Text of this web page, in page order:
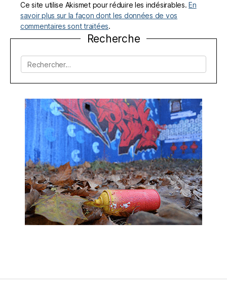
Ce site utilise Akismet pour réduire les indésirables.En
savoir plus sur la façon dont les données de vos
commentaires sont traitées.
Recherche
Rechercher :